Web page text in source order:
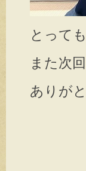
とって
また次
ありが